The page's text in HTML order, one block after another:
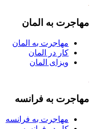
مهاجرت به المان
مهاجرت به المان
کار در المان
ویزای المان
مهاجرت به فرانسه
مهاجرت به فرانسه